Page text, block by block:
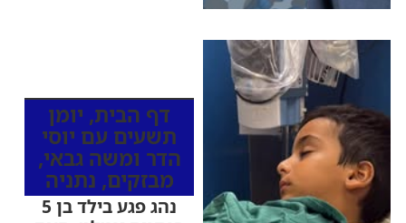
דף הבית, יומן
תשעים עם יוסי
הדר ומשה גבאי,
מבזקים, נתניה
נהג פגע בילד בן 5